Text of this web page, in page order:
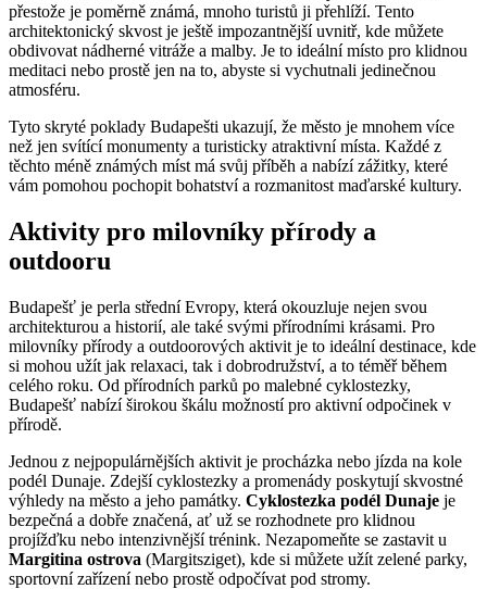
přestože je poměrně známá, mnoho turistů ji přehlíží. Tento
architektonický skvost je ještě impozantnější uvnitř, kde můžete
obdivovat nádherné vitráže a malby. Je to ideální místo pro klidnou
meditaci nebo prostě jen na to, abyste si vychutnali jedinečnou
atmosféru.
Tyto skryté poklady Budapešti ukazují, že město je mnohem více
než jen svítící monumenty a turisticky atraktivní místa. Každé z
těchto méně známých míst má svůj příběh a nabízí zážitky, které
vám pomohou pochopit bohatství a rozmanitost maďarské kultury.
Aktivity pro milovníky přírody a
outdooru
Budapešť je perla střední Evropy, která okouzluje nejen svou
architekturou a historií, ale také svými přírodními krásami. Pro
milovníky přírody a outdoorových aktivit je to ideální destinace, kde
si mohou užít jak relaxaci, tak i dobrodružství, a to téměř během
celého roku. Od přírodních parků po malebné cyklostezky,
Budapešť nabízí širokou škálu možností pro aktivní odpočinek v
přírodě.
Jednou z nejpopulárnějších aktivit je procházka nebo jízda na kole
podél Dunaje. Zdejší cyklostezky a promenády poskytují skvostné
výhledy na město a jeho památky. Cyklostezka podél Dunaje je
bezpečná a dobře značená, ať už se rozhodnete pro klidnou
projížďku nebo intenzivnější trénink. Nezapomeňte se zastavit u
Margitina ostrova (Margitsziget), kde si můžete užít zelené parky,
sportovní zařízení nebo prostě odpočívat pod stromy.